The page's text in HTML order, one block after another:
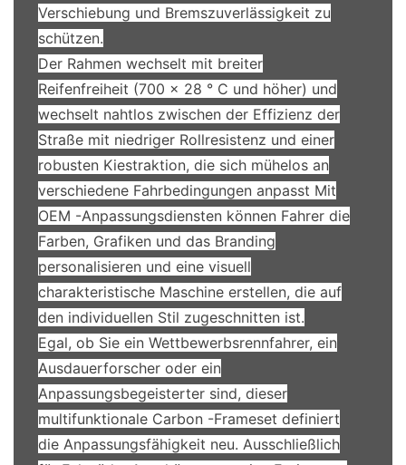
Verschiebung und Bremszuverlässigkeit zu
schützen.
Der Rahmen wechselt mit breiter
Reifenfreiheit (700 x 28 ° C und höher) und
wechselt nahtlos zwischen der Effizienz der
Straße mit niedriger Rollresistenz und einer
robusten Kiestraktion, die sich mühelos an
verschiedene Fahrbedingungen anpasst Mit
OEM -Anpassungsdiensten können Fahrer die
Farben, Grafiken und das Branding
personalisieren und eine visuell
charakteristische Maschine erstellen, die auf
den individuellen Stil zugeschnitten ist.
Egal, ob Sie ein Wettbewerbsrennfahrer, ein
Ausdauerforscher oder ein
Anpassungsbegeisterter sind, dieser
multifunktionale Carbon -Frameset definiert
die Anpassungsfähigkeit neu. Ausschließlich